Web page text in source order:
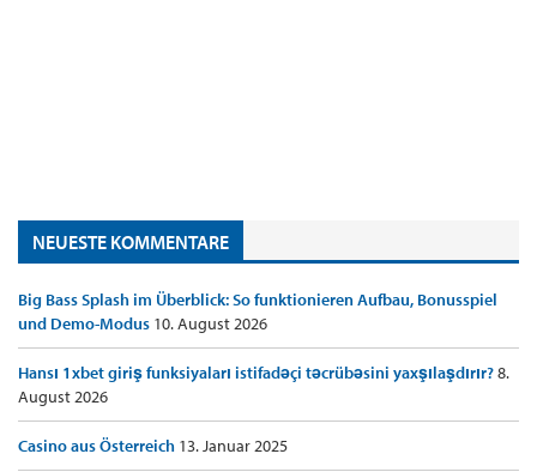
NEUESTE KOMMENTARE
Big Bass Splash im Überblick: So funktionieren Aufbau, Bonusspiel
und Demo-Modus 10. August 2026
Hansı 1xbet giriş funksiyaları istifadəçi təcrübəsini yaxşılaşdırır?8.
August 2026
Casino aus Österreich 13. Januar 2025